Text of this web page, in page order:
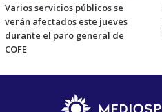
Varios servicios públicos se
verán afectados este jueves
durante el paro general de
COFE